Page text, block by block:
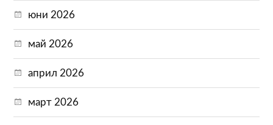
юни 2026
май 2026
април 2026
март 2026